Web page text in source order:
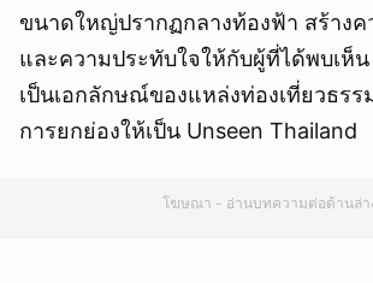
ขนาดใหญ่ปรากฏกลางท้องฟ้า สร้าง
และความประทับใจให้กับผู้ที่ได้พบเห็
เป็นเอกลักษณ์ของแหล่งท่องเที่ยวธร
การยกย่องให้เป็น Unseen Thailand
โฆษณา - อ่านบทความต่อด้านล่า